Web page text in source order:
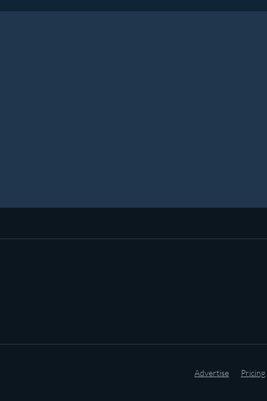
Advertise Pricing